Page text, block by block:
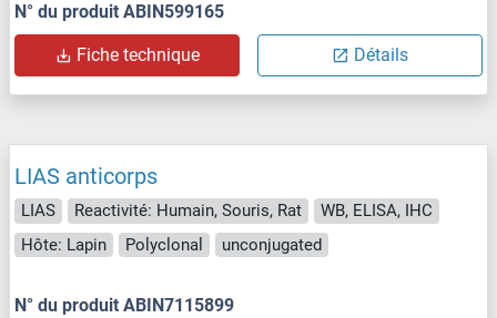
N° du produit ABIN599165
Fiche technique Détails
LIAS anticorps
LIAS Reactivité: Humain, Souris, Rat
WB, ELISA, IHC
Hôte: Lapin
Polyclonal unconjugated
N° du produit ABIN7115899